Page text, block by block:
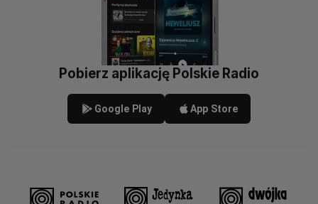
Pobierz aplikację Polskie Radio
Google Play App Store